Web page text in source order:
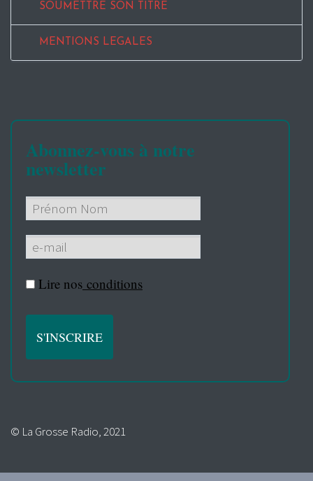
SOUMETTRE SON TITRE
MENTIONS LEGALES
Abonnez-vous à notre
newsletter
Lire nos conditions
© La Grosse Radio, 2021